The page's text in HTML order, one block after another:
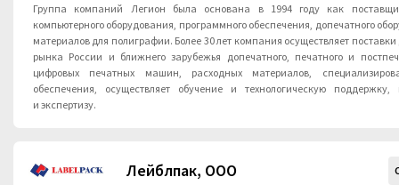
Группа компаний Легион была основана в 1994 году как
компьютерного оборудования, программного обеспечения, допечатного
материалов для полиграфии. Более 30 лет компания осуществляет поставки для полиграфического
рынка России и ближнего зарубежья допечатного, печатного и
цифровых печатных машин, расходных материалов,
обеспечения, осуществляет обучение и технологическую поддержку,
и экспертизу.
Лейблпак, ООО